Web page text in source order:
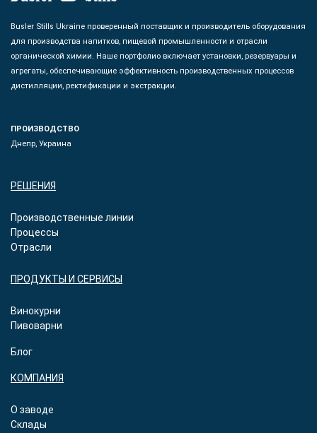
Busler Stills Ukraine проверенный поставщик и производитель оборудования
для производства напитков, пищевой промышленности и отрасли
органической химии. Наше портфолио включает установки, резервуары и
агрегаты, обеспечивающие эффективность производственных процессов
дистилляции, ректификации и экстракции.
ПРОИЗВОДСТВО
Днепр, Украина
РЕШЕНИЯ
Производственные линии
Процессы
Отрасли
ПРОДУКТЫ И СЕРВИСЫ
Винокурни
Пивоварни
Блог
КОМПАНИЯ
О заводе
Склады